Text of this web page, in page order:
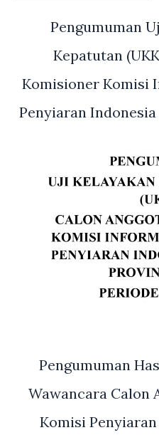
Pengumuman
Kepatutan
Komisioner Komisi
Penyiaran
Pengumuman
Wawancara Calon
Komisi